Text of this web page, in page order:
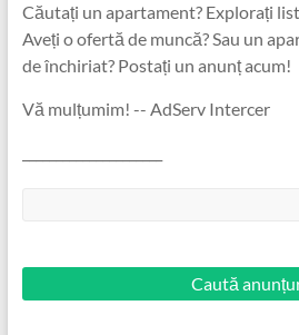
Căutați un apartament? Explorați
Aveți o ofertă de muncă? Sau un
de închiriat? Postați un anunț acum!
Vă mulțumim! -- AdServ Intercer